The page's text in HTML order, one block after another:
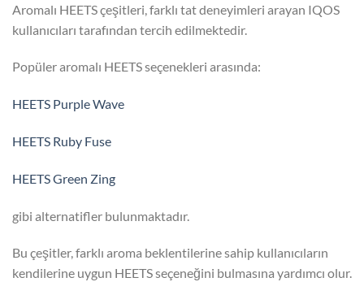
Aromalı HEETS çeşitleri, farklı tat deneyimleri arayan IQOS
kullanıcıları tarafından tercih edilmektedir.
Popüler aromalı HEETS seçenekleri arasında:
HEETS Purple Wave
HEETS Ruby Fuse
HEETS Green Zing
gibi alternatifler bulunmaktadır.
Bu çeşitler, farklı aroma beklentilerine sahip kullanıcıların
kendilerine uygun HEETS seçeneğini bulmasına yardımcı olur.